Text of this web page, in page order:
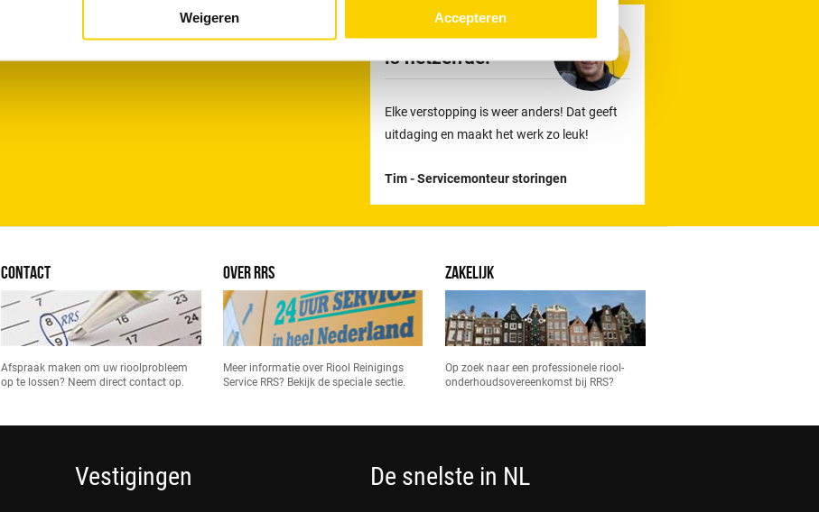
Weigeren Accepteren
Geen verstopping
is hetzelfde!
Elke verstopping is weer anders! Dat geeft
uitdaging en maakt het werk zo leuk!
Tim - Servicemonteur storingen
CONTACT
Afspraak maken om uw rioolprobleem
op te lossen? Neem direct contact op.
OVER RRS
Meer informatie over Riool Reinigings
Service RRS? Bekijk de speciale sectie.
ZAKELIJK
Op zoek naar een professionele riool-
onderhoudsovereenkomst bij RRS?
Vestigingen De snelste in NL